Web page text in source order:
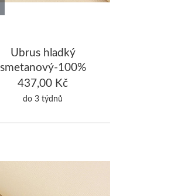
Ubrus hladký
smetanový-100%
Bavlna 120x220cm
437,00 Kč
do 3 týdnů